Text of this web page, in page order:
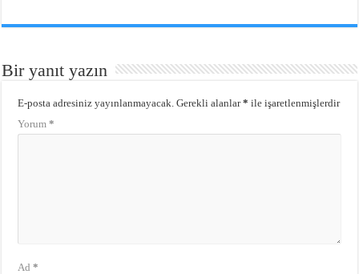
Bir yanıt yazın
E-posta adresiniz yayınlanmayacak. Gerekli alanlar* ile işaretlenmişlerdir
Yorum*
Ad*